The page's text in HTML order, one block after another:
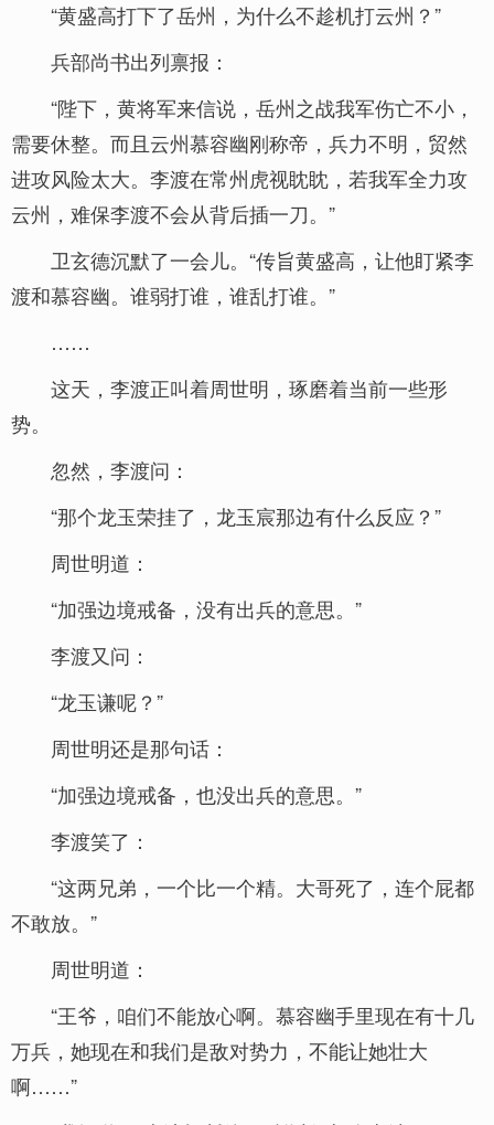
“黄盛高打下了岳州，为什么不趁机打云州？”
兵部尚书出列禀报：
“陛下，黄将军来信说，岳州之战我军伤亡不小，
需要休整。而且云州慕容幽刚称帝，兵力不明，贸然
进攻风险太大。李渡在常州虎视眈眈，若我军全力攻
云州，难保李渡不会从背后插一刀。”
卫玄德沉默了一会儿。“传旨黄盛高，让他盯紧李
渡和慕容幽。谁弱打谁，谁乱打谁。”
……
这天，李渡正叫着周世明，琢磨着当前一些形
势。
忽然，李渡问：
“那个龙玉荣挂了，龙玉宸那边有什么反应？”
周世明道：
“加强边境戒备，没有出兵的意思。”
李渡又问：
“龙玉谦呢？”
周世明还是那句话：
“加强边境戒备，也没出兵的意思。”
李渡笑了：
“这两兄弟，一个比一个精。大哥死了，连个屁都
不敢放。”
周世明道：
“王爷，咱们不能放心啊。慕容幽手里现在有十几
万兵，她现在和我们是敌对势力，不能让她壮大
啊……”